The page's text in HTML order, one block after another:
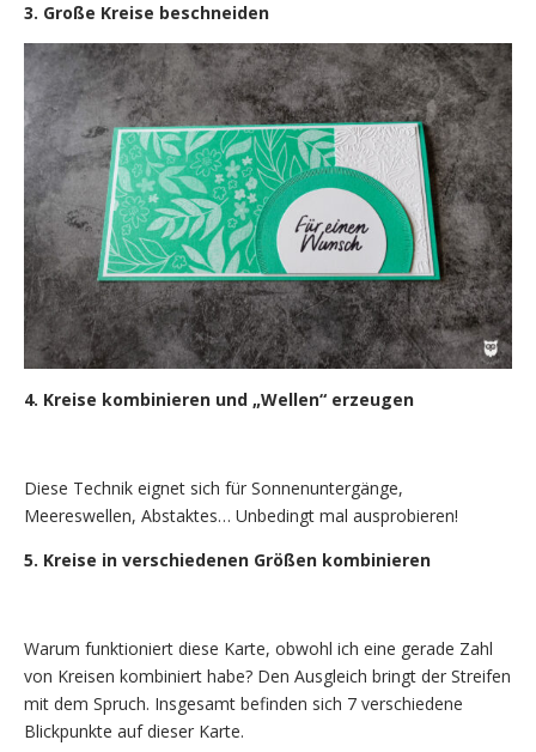
3. Große Kreise beschneiden
4. Kreise kombinieren und „Wellen“ erzeugen
Diese Technik eignet sich für Sonnenuntergänge,
Meereswellen, Abstaktes… Unbedingt mal ausprobieren!
5. Kreise in verschiedenen Größen kombinieren
Warum funktioniert diese Karte, obwohl ich eine gerade Zahl
von Kreisen kombiniert habe? Den Ausgleich bringt der Streifen
mit dem Spruch. Insgesamt befinden sich 7 verschiedene
Blickpunkte auf dieser Karte.